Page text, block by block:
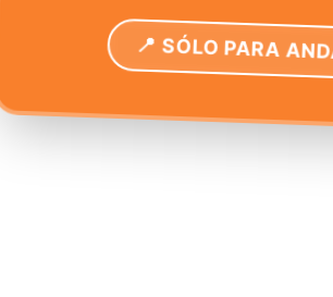
📍 SÓLO PARA